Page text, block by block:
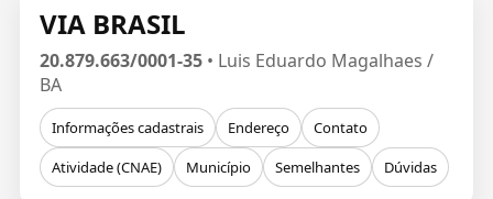
VIA BRASIL
20.879.663/0001-35• Luis Eduardo Magalhaes /
BA
Informações cadastrais Endereço
Contato
Atividade (CNAE)
Município Semelhantes Dúvidas